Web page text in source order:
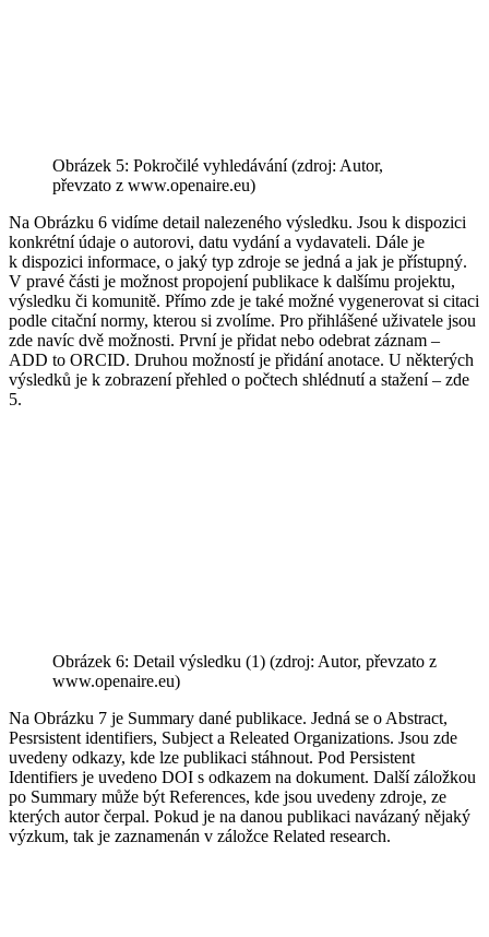
Obrázek 5: Pokročilé vyhledávání (zdroj: Autor,
převzato z www.openaire.eu)
Na Obrázku 6 vidíme detail nalezeného výsledku. Jsou k dispozici
konkrétní údaje o autorovi, datu vydání a vydavateli. Dále je
k dispozici informace, o jaký typ zdroje se jedná a jak je přístupný.
V pravé části je možnost propojení publikace k dalšímu projektu,
výsledku či komunitě. Přímo zde je také možné vygenerovat si citaci
podle citační normy, kterou si zvolíme. Pro přihlášené uživatele jsou
zde navíc dvě možnosti. První je přidat nebo odebrat záznam –
ADD to ORCID. Druhou možností je přidání anotace. U některých
výsledků je k zobrazení přehled o počtech shlédnutí a stažení – zde
5.
Obrázek 6: Detail výsledku (1) (zdroj: Autor, převzato z
www.openaire.eu)
Na Obrázku 7 je Summary dané publikace. Jedná se o Abstract,
Pesrsistent identifiers, Subject a Releated Organizations. Jsou zde
uvedeny odkazy, kde lze publikaci stáhnout. Pod Persistent
Identifiers je uvedeno DOI s odkazem na dokument. Další záložkou
po Summary může být References, kde jsou uvedeny zdroje, ze
kterých autor čerpal. Pokud je na danou publikaci navázaný nějaký
výzkum, tak je zaznamenán v záložce Related research.